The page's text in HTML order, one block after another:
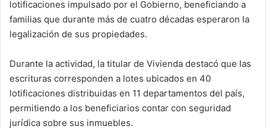
lotificaciones impulsado por el Gobierno, beneficiando a
familias que durante más de cuatro décadas esperaron la
legalización de sus propiedades.
Durante la actividad, la titular de Vivienda destacó que las
escrituras corresponden a lotes ubicados en 40
lotificaciones distribuidas en 11 departamentos del país,
permitiendo a los beneficiarios contar con seguridad
jurídica sobre sus inmuebles.